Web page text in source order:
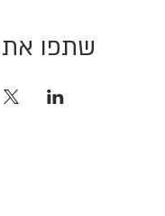
שתפו את